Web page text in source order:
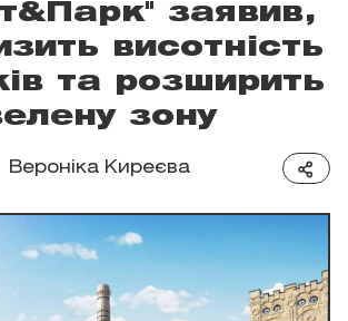
заявив,
висотність
та розширить
зону
Вероніка Киреєва